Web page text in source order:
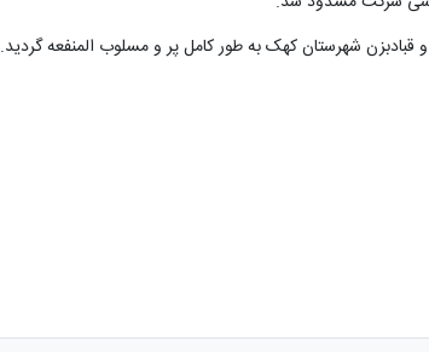
شهرستان کهک به طور کامل پر و مسلوب المنفعه گردید.